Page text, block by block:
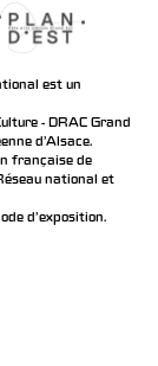
est un
- DRAC Grand
d’Alsace.
française de
national et
d'exposition.